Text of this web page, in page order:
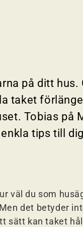
på ditt hus.
taket
Tobias på
tips till
väl du som
det betyder
sätt kan taket